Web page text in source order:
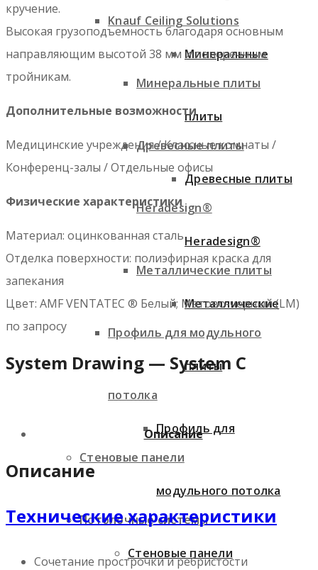
Knauf Ceiling Solutions
Минеральные плиты
Древесные плиты
Heradesign®
Металлические плиты
Профиль для модульного
потолка
Стеновые панели
Потолочные системы
Минеральные
плиты
Древесные плиты
Heradesign®
Металлические
плиты
Профиль для
модульного потолка
Стеновые панели
кручение.
Высокая грузоподъемность благодаря основным
направляющим высотой 38 мм и поперечным
тройникам.
Дополнительные возможности
Медицинские учреждения / Классные комнаты /
Конференц-залы / Отдельные офисы
Физические характеристики
Материал: оцинкованная сталь
Отделка поверхности: полиэфирная краска для
запекания
Цвет: AMF VENTATEC ® Белый; Матово-черный (LM)
по запросу
System Drawing — System C
Описание
Описание
Технические характеристики
Сочетание прострочки и ребристости